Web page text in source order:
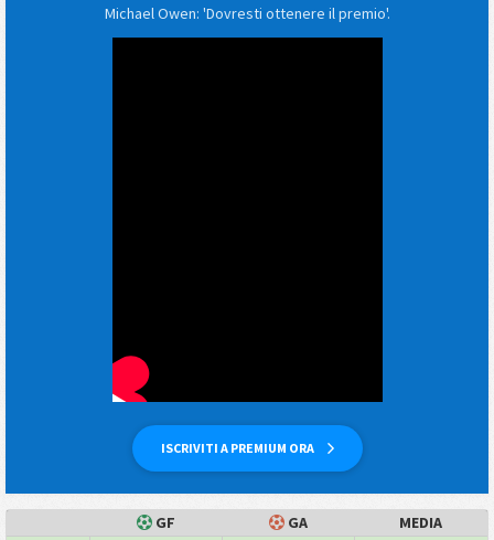
ISCRIVITI A PREMIUM ORA
Michael Owen: 'Dovresti ottenere il premio'.
GF GA MEDIA